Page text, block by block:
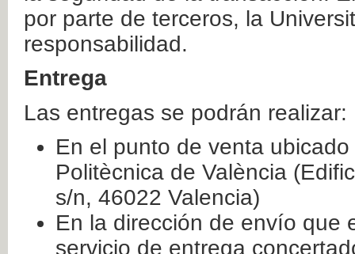
por parte de terceros, la
responsabilidad.
Entrega
Las entregas se podrán realizar:
En el punto de venta
Politècnica de València
s/n, 46022 Valencia)
En la dirección de envío que
servicio de entrega